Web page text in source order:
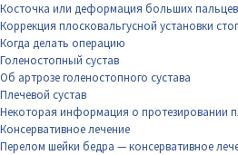
Косточка или деформация больших
Коррекция плосковальгусной установки
Когда делать операцию
Голеностопный сустав
Об артрозе голеностопного сустава
Плечевой сустав
Некоторая информация о протезировании
Консервативное лечение
Перелом шейки бедра — консервативное